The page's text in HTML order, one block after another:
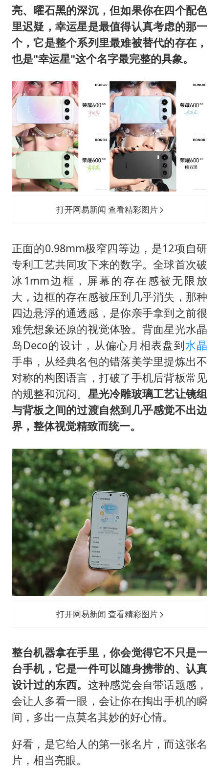
亮、曜石黑的深沉，但如果你在四个配色
里迟疑，幸运星是最值得认真考虑的那一
个，它是整个系列里最难被替代的存在，
也是"幸运星"这个名字最完整的具象。
打开网易新闻 查看精彩图片
正面的0.98mm极窄四等边，是12项自研
专利工艺共同攻下来的数字。全球首次破
冰1mm边框，屏幕的存在感被无限放
大，边框的存在感被压到几乎消失，那种
四边悬浮的通透感，是你亲手拿到之前很
难凭想象还原的视觉体验。背面星光水晶
岛Deco的设计，从偏心月相表盘到水晶
手串，从经典名包的错落美学里提炼出不
对称的构图语言，打破了手机后背板常见
的规整和沉闷。 星光冷雕玻璃工艺让镜组
与背板之间的过渡自然到几乎感觉不出边
界，整体视觉精致而统一。
打开网易新闻 查看精彩图片
整台机器拿在手里，你会觉得它不只是一
台手机，它是一件可以随身携带的、认真
设计过的东西。 这种感觉会自带话题感，
会让人多看一眼，会让你在掏出手机的瞬
间，多出一点莫名其妙的好心情。
好看，是它给人的第一张名片，而这张名
片，相当亮眼。